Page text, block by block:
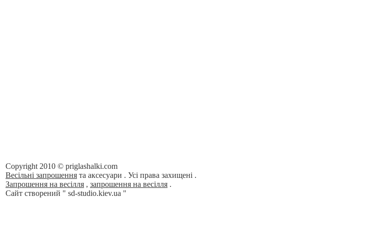
Copyright 2010 © priglashalki.com
Весільні запрошення та аксесуари . Усі права захищені .
Запрошення на весілля , запрошення на весілля .
Сайт створений " sd-studio.kiev.ua "